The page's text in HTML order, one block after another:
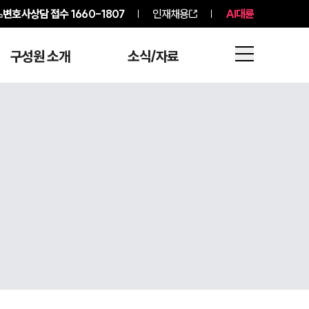
변호사상담 접수1660-1807 인재채용 AI대륜
구성원 소개 소식/자료